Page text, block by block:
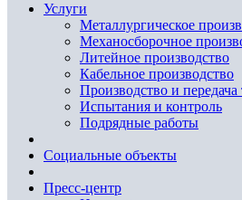
Услуги
Металлургическое
Механосборочное
Литейное производство
Кабельное производство
Производство и
Испытания и контроль
Подрядные работы
Социальные объекты
Пресс-центр